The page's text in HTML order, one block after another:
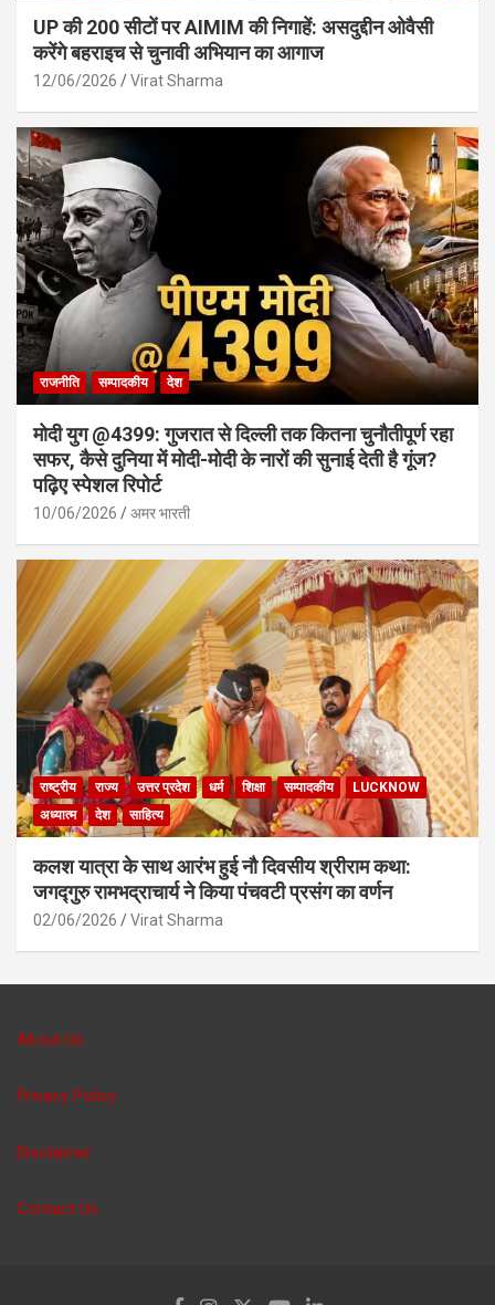
UP की 200 सीटों पर AIMIM की निगाहें: असदुद्दीन ओवैसी
करेंगे बहराइच से चुनावी अभियान का आगाज
12/06/2026 Virat Sharma
राजनीति सम्पादकीय देश
मोदी युग @4399: गुजरात से दिल्ली तक कितना चुनौतीपूर्ण रहा
सफर, कैसे दुनिया में मोदी-मोदी के नारों की सुनाई देती है गूंज?
पढ़िए स्पेशल रिपोर्ट
10/06/2026 अमर भारती
राष्ट्रीय राज्य उत्तर प्रदेश धर्म शिक्षा सम्पादकीय
LUCKNOW
अध्यात्म
देश साहित्य
कलश यात्रा के साथ आरंभ हुई नौ दिवसीय श्रीराम कथा:
जगद्गुरु रामभद्राचार्य ने किया पंचवटी प्रसंग का वर्णन
02/06/2026 Virat Sharma
About Us
Privacy Policy
Disclaimer
Contact Us